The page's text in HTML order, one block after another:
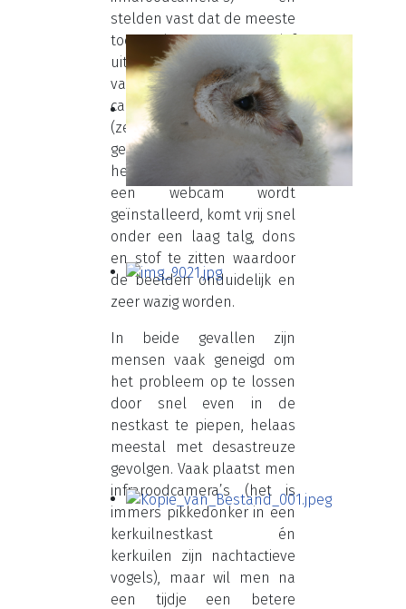
stelden vast dat de meeste
toepassingen negatief
uitdraaiden. Een flinke tik
van een vleugel kan de
camerapositie veranderen
(zelfs al is deze goed
gefixeerd). De lens, of soms
het plexiglas waarachter
een webcam wordt
geïnstalleerd, komt vrij snel
onder een laag talg, dons
en stof te zitten waardoor
de beelden onduidelijk en
zeer wazig worden.
In beide gevallen zijn
mensen vaak geneigd om
het probleem op te lossen
door snel even in de
nestkast te piepen, helaas
meestal met desastreuze
gevolgen. Vaak plaatst men
infraroodcamera’s (het is
immers pikkedonker in een
kerkuilnestkast én
kerkuilen zijn nachtactieve
vogels), maar wil men na
een tijdje een betere